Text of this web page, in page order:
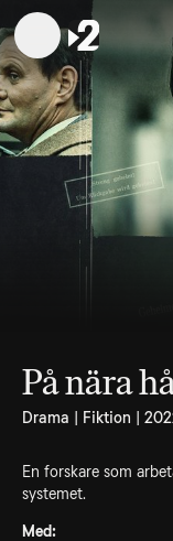
På nära
Drama | Fiktion |
En forskare som
systemet.
Med: